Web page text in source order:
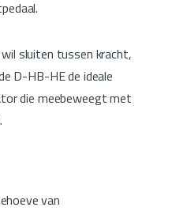
sluiten tussen kracht,
D-HB-HE de ideale
die meebeweegt met
van